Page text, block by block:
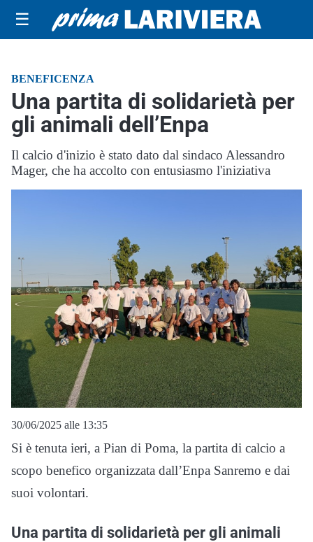
☰
BENEFICENZA
Una partita di solidarietà per
gli animali dell’Enpa
Il calcio d'inizio è stato dato dal sindaco Alessandro
Mager, che ha accolto con entusiasmo l'iniziativa
30/06/2025 alle 13:35
Si è tenuta ieri, a Pian di Poma, la partita di calcio a
scopo benefico organizzata dall’Enpa Sanremo e dai
suoi volontari.
Una partita di solidarietà per gli animali